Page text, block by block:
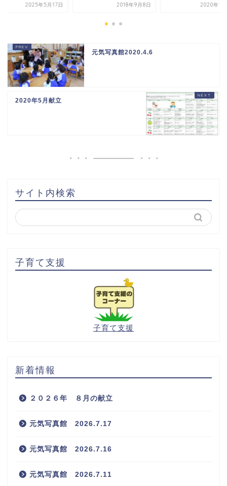
2025年5月17日 2018年9月8日 2020年12
元気写真館2020.4.6
2020年5月献立
サイト内検索
子育て支援
子育て支援
新着情報
２０２６年 ８月の献立
元気写真館 2026.7.17
元気写真館 2026.7.16
元気写真館 2026.7.11